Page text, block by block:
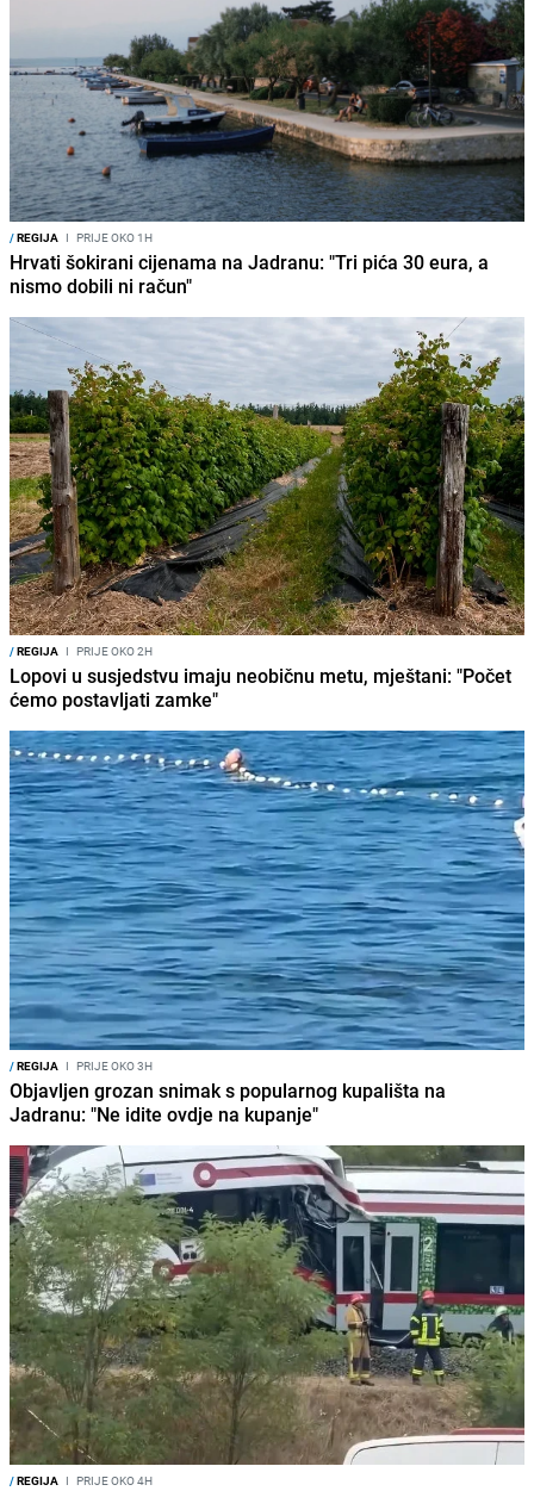
/REGIJA I PRIJE OKO 1H
Hrvati šokirani cijenama na Jadranu: "Tri pića 30 eura, a
nismo dobili ni račun"
/REGIJA I PRIJE OKO 2H
Lopovi u susjedstvu imaju neobičnu metu, mještani: "Počet
ćemo postavljati zamke"
/REGIJA I PRIJE OKO 3H
Objavljen grozan snimak s popularnog kupališta na
Jadranu: "Ne idite ovdje na kupanje"
/REGIJA I PRIJE OKO 4H